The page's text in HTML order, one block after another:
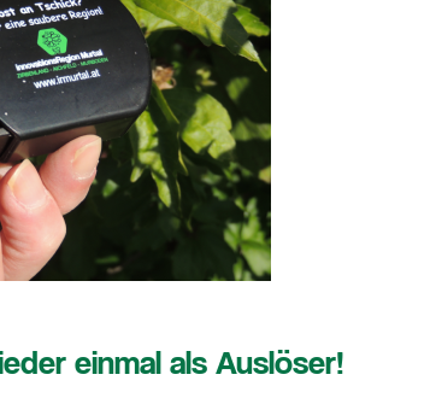
einmal als Auslöser!